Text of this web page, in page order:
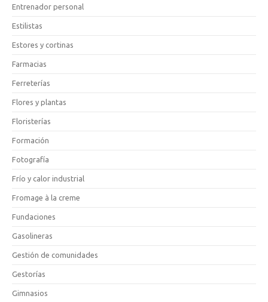
Entrenador personal
Estilistas
Estores y cortinas
Farmacias
Ferreterías
Flores y plantas
Floristerías
Formación
Fotografía
Frío y calor industrial
Fromage à la creme
Fundaciones
Gasolineras
Gestión de comunidades
Gestorías
Gimnasios